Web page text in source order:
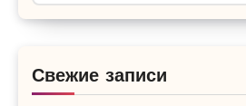
Свежие записи